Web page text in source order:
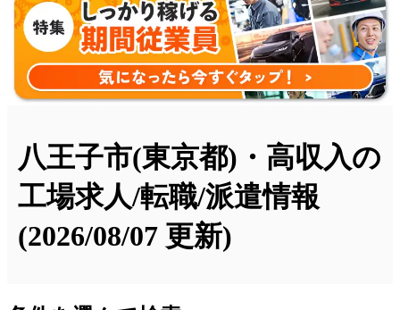
八王子市(東京都)・高収入の
工場求人/転職/派遣情報
(2026/08/07 更新)